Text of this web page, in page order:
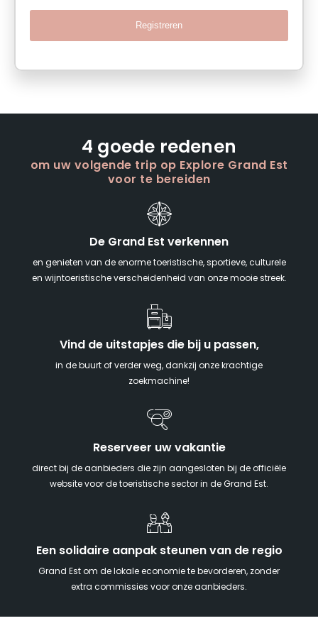
Registreren
4 goede redenen
om uw volgende trip op Explore Grand Est
voor te bereiden
De Grand Est verkennen
en genieten van de enorme toeristische, sportieve, culturele
en wijntoeristische verscheidenheid van onze mooie streek.
Vind de uitstapjes die bij u passen,
in de buurt of verder weg, dankzij onze krachtige
zoekmachine!
Reserveer uw vakantie
direct bij de aanbieders die zijn aangesloten bij de officiële
website voor de toeristische sector in de Grand Est.
Een solidaire aanpak steunen van de regio
Grand Est om de lokale economie te bevorderen, zonder
extra commissies voor onze aanbieders.